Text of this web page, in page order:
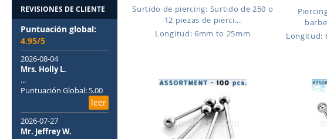
Surtido de piercing: Surtido de 250 o
12 piezas de pierci...
Longitud: 6mm to 25mm
Longitud:
REVISIONES DE CLIENTE
Puntuación global:
4.95/5
2026-08-04
Mrs. Holly L.
...
Puntuación Global: 5.00
leer
2026-07-27
Mr. Jeffrey W.